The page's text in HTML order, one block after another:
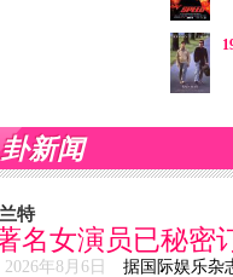
新闻
特
名女演员已秘密
2026年8月6日
据国际娱乐杂